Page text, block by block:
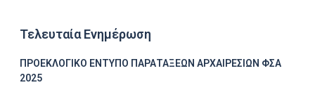
Τελευταία Ενημέρωση
ΠΡΟΕΚΛΟΓΙΚΟ ΕΝΤΥΠΟ ΠΑΡΑΤΑΞΕΩΝ ΑΡΧΑΙΡΕΣΙΩΝ ΦΣΑ
2025